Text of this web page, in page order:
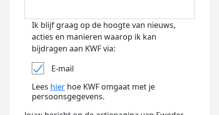
Ik blijf graag op de hoogte van nieuws,
acties en manieren waarop ik kan
bijdragen aan KWF via:
E-mail
Lees hier hoe KWF omgaat met je
persoonsgegevens.